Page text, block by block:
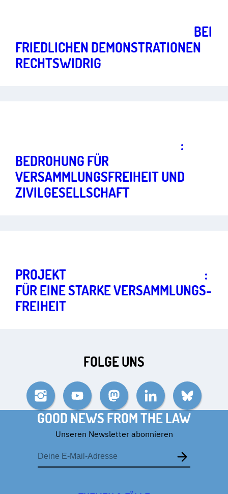
BEI
FRIEDLICHEN DEMONSTRATIONEN
RECHTSWIDRIG
:
BEDROHUNG FÜR
VERSAMMLUNGSFREIHEIT UND
ZIVIL­GESELLSCHAFT
PROJEKT
:
FÜR EINE STARKE VERSAMMLUNGS­
FREIHEIT
FOLGE UNS
InstagramYouTube MastodonLinkedIn Bluesky
GOOD NEWS FROM THE LAW
Unseren Newsletter abonnieren
E-
Mail-
Adresse